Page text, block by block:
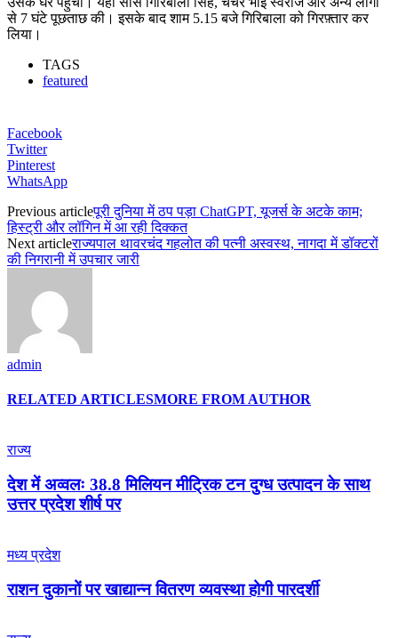
से 7 घंटे पूछताछ की। इसके बाद शाम 5.15 बजे गिरिबाला को गिरफ़्तार कर
लिया।
TAGS
featured
Facebook
Twitter
Pinterest
WhatsApp
Previous articleपूरी दुनिया में ठप पड़ा ChatGPT, यूजर्स के अटके काम;
हिस्ट्री और लॉगिन में आ रही दिक्कत
Next articleराज्यपाल थावरचंद गहलोत की पत्नी अस्वस्थ, नागदा में डॉक्टरों
की निगरानी में उपचार जारी
admin
RELATED ARTICLESMORE FROM AUTHOR
राज्य
देश में अव्वलः 38.8 मिलियन मीट्रिक टन दुग्ध उत्पादन के साथ
उत्तर प्रदेश शीर्ष पर
मध्य प्रदेश
राशन दुकानों पर खाद्यान्न वितरण व्यवस्था होगी पारदर्शी